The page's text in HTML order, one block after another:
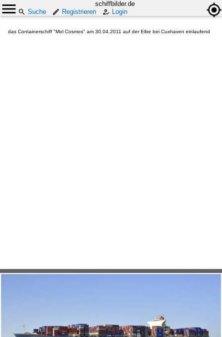
schiffbilder.de
Suche
Registrieren Login
das Containerschiff "Mol Cosmos" am 30.04.2011 auf der Elbe bei Cuxhaven einlaufend